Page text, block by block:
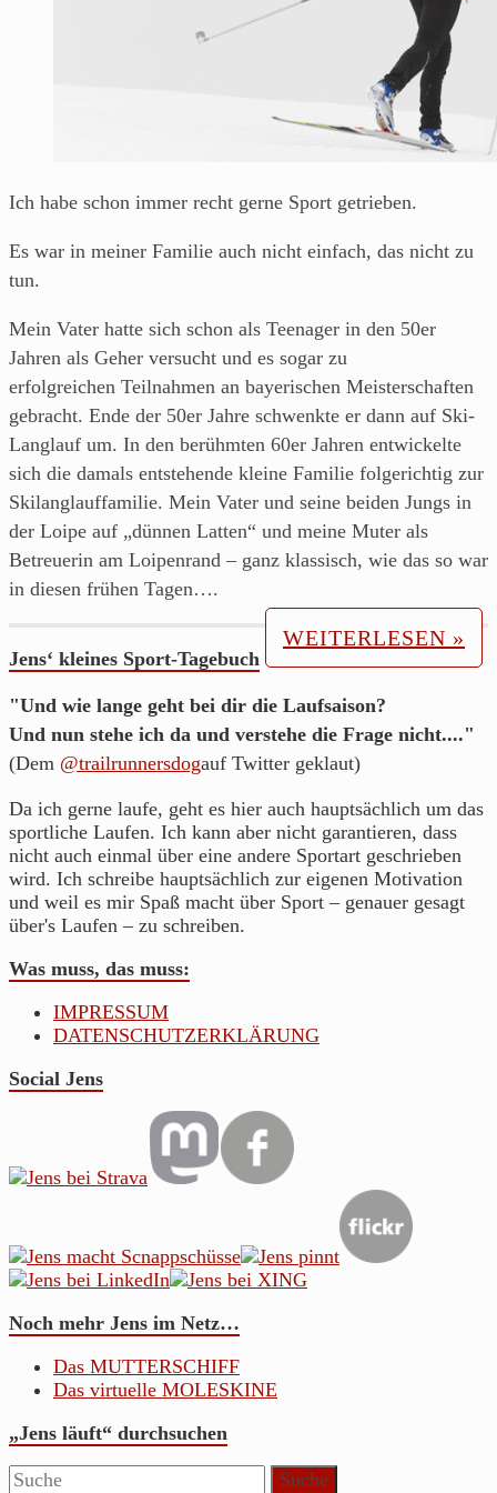
Ich habe schon immer recht gerne Sport getrieben.
Es war in meiner Familie auch nicht einfach, das nicht zu
tun.
Mein Vater hatte sich schon als Teenager in den 50er
Jahren als Geher versucht und es sogar zu
erfolgreichen Teilnahmen an bayerischen Meisterschaften
gebracht. Ende der 50er Jahre schwenkte er dann auf Ski-
Langlauf um. In den berühmten 60er Jahren entwickelte
sich die damals entstehende kleine Familie folgerichtig zur
Skilanglauffamilie. Mein Vater und seine beiden Jungs in
der Loipe auf „dünnen Latten“ und meine Muter als
Betreuerin am Loipenrand – ganz klassisch, wie das so war
in diesen frühen Tagen….
WEITERLESEN »
Jens‘ kleines Sport-Tagebuch
"Und wie lange geht bei dir die Laufsaison?
Und nun stehe ich da und verstehe die Frage nicht...."
(Dem @trailrunnersdogauf Twitter geklaut)
Da ich gerne laufe, geht es hier auch hauptsächlich um das
sportliche Laufen. Ich kann aber nicht garantieren, dass
nicht auch einmal über eine andere Sportart geschrieben
wird. Ich schreibe hauptsächlich zur eigenen Motivation
und weil es mir Spaß macht über Sport – genauer gesagt
über's Laufen – zu schreiben.
Was muss, das muss:
IMPRESSUM
DATENSCHUTZERKLÄRUNG
Social Jens
Noch mehr Jens im Netz…
Das MUTTERSCHIFF
Das virtuelle MOLESKINE
„Jens läuft“ durchsuchen